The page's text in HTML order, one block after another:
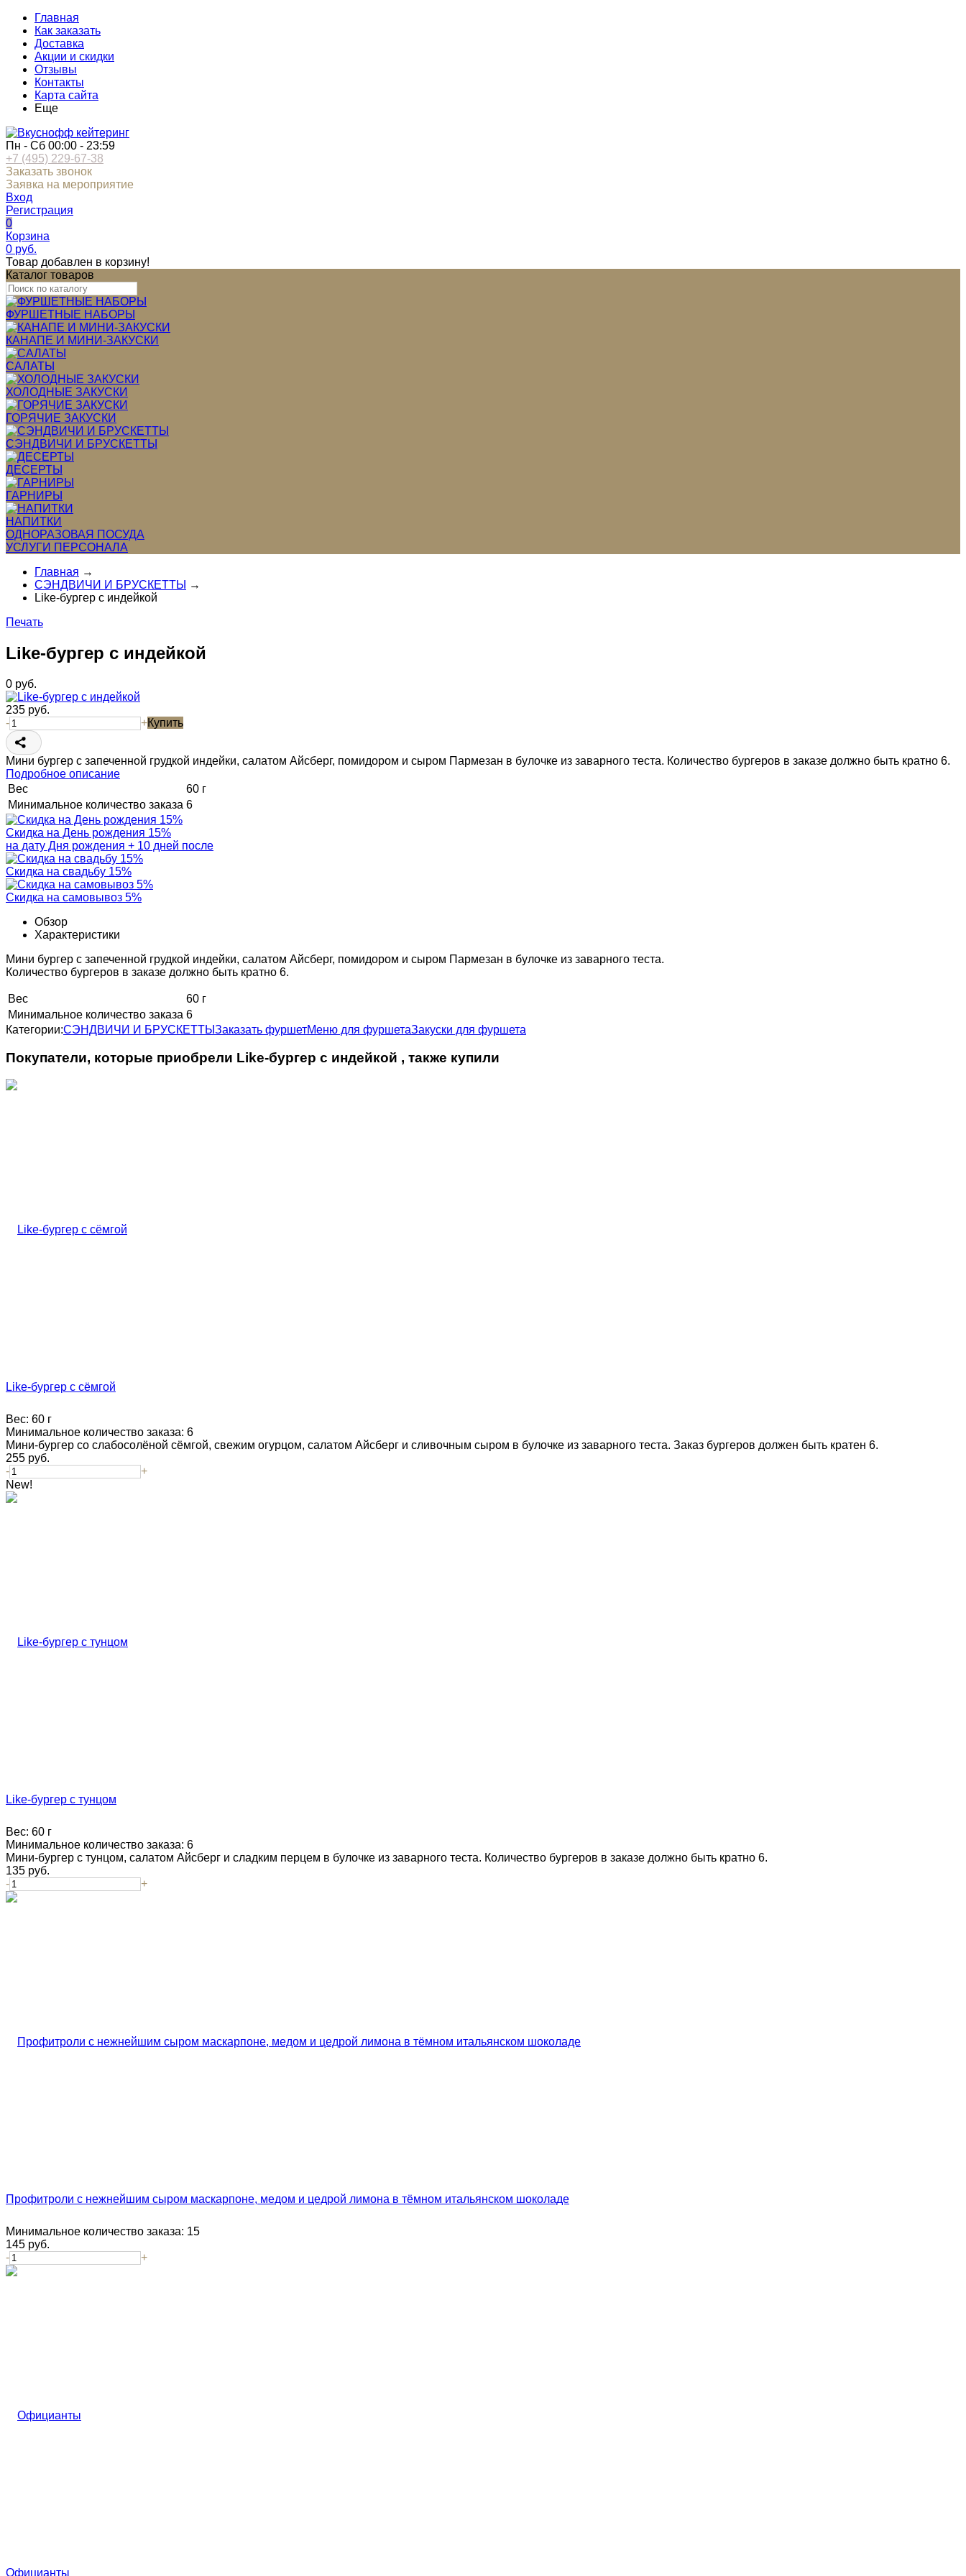
Главная
Как заказать
Доставка
Акции и скидки
Отзывы
Контакты
Карта сайта
Еще
Пн - Сб 00:00 - 23:59
+7 (495) 229-67-38
Заказать звонок
Заявка на мероприятие
Вход
Регистрация
0
Корзина
0 руб.
Товар добавлен в корзину!
Каталог товаров
ФУРШЕТНЫЕ НАБОРЫ
КАНАПЕ И МИНИ-ЗАКУСКИ
САЛАТЫ
ХОЛОДНЫЕ ЗАКУСКИ
ГОРЯЧИЕ ЗАКУСКИ
СЭНДВИЧИ И БРУСКЕТТЫ
ДЕСЕРТЫ
ГАРНИРЫ
НАПИТКИ
ОДНОРАЗОВАЯ ПОСУДА
УСЛУГИ ПЕРСОНАЛА
Главная →
СЭНДВИЧИ И БРУСКЕТТЫ
→
Like-бургер с индейкой
Печать
Like-бургер с индейкой
0 руб.
235 руб.
-
+Купить
Мини бургер с запеченной грудкой индейки, салатом Айсберг, помидором и сыром Пармезан в булочке из заварного теста. Количество бургеров в заказе должно быть кратно 6.
Подробное описание
Вес
60 г
Минимальное количество заказа 6
Скидка на День рождения 15%
на дату Дня рождения + 10 дней после
Скидка на свадьбу 15%
Скидка на самовывоз 5%
Обзор
Характеристики
Мини бургер с запеченной грудкой индейки, салатом Айсберг, помидором и сыром Пармезан в булочке из заварного теста.
Количество бургеров в заказе должно быть кратно 6.
Вес
60 г
Минимальное количество заказа 6
Категории:СЭНДВИЧИ И БРУСКЕТТЫ Заказать фуршетМеню для фуршетаЗакуски для фуршета
Покупатели, которые приобрели Like-бургер с индейкой , также купили
Like-бургер с сёмгой
Вес: 60 г
Минимальное количество заказа: 6
Мини-бургер со слабосолёной сёмгой, свежим огурцом, салатом Айсберг и сливочным сыром в булочке из заварного теста. Заказ бургеров должен быть кратен 6.
255 руб.
-
+
New!
Like-бургер с тунцом
Вес: 60 г
Минимальное количество заказа: 6
Мини-бургер с тунцом, салатом Айсберг и сладким перцем в булочке из заварного теста. Количество бургеров в заказе должно быть кратно 6.
135 руб.
-
+
Профитроли с нежнейшим сыром маскарпоне, медом и цедрой лимона в тёмном итальянском шоколаде
Минимальное количество заказа: 15
145 руб.
-
+
Официанты